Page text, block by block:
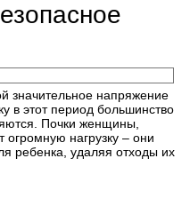
значительное напряжение
в этот период большинство
Почки женщины,
нагрузку – они
ребенка, удаляя отходы их